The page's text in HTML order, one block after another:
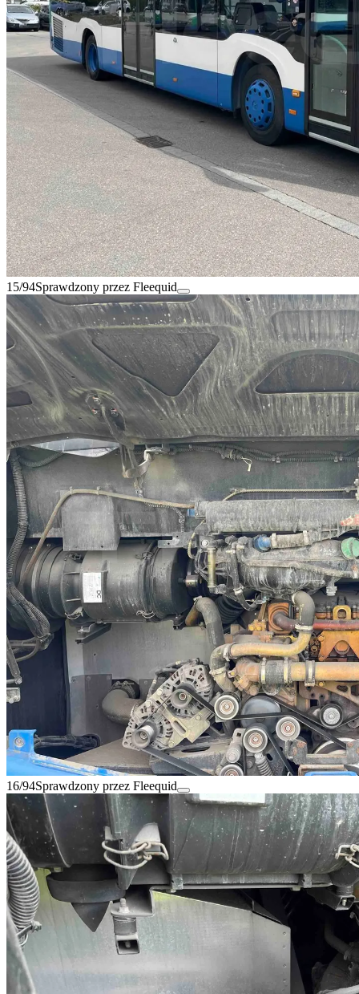
15/94Sprawdzony przez Fleequid
16/94Sprawdzony przez Fleequid